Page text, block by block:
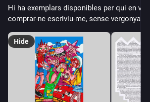
Hi ha exemplars disponibles per qui en
comprar-ne escriviu-me, sense vergonya a
Hide